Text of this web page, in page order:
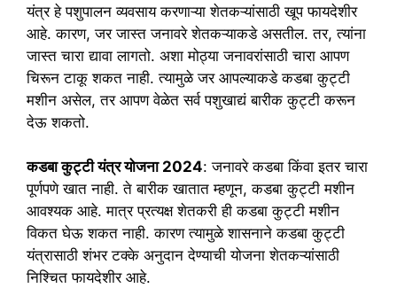
यंत्र हे पशुपालन व्यवसाय करणाऱ्या शेतकऱ्यांसाठी खूप फायदेशीर
आहे. कारण, जर जास्त जनावरे शेतकऱ्याकडे असतील. तर, त्यांना
जास्त चारा द्यावा लागतो. अशा मोठ्या जनावरांसाठी चारा आपण
चिरून टाकू शकत नाही. त्यामुळे जर आपल्याकडे कडबा कुट्टी
मशीन असेल, तर आपण वेळेत सर्व पशुखाद्यं बारीक कुट्टी करून
देऊ शकतो.
कडबा कुट्टी यंत्र योजना 2024: जनावरे कडबा किंवा इतर चारा
पूर्णपणे खात नाही. ते बारीक खातात म्हणून, कडबा कुट्टी मशीन
आवश्यक आहे. मात्र प्रत्यक्ष शेतकरी ही कडबा कुट्टी मशीन
विकत घेऊ शकत नाही. कारण त्यामुळे शासनाने कडबा कुट्टी
यंत्रासाठी शंभर टक्के अनुदान देण्याची योजना शेतकऱ्यांसाठी
निश्चित फायदेशीर आहे.